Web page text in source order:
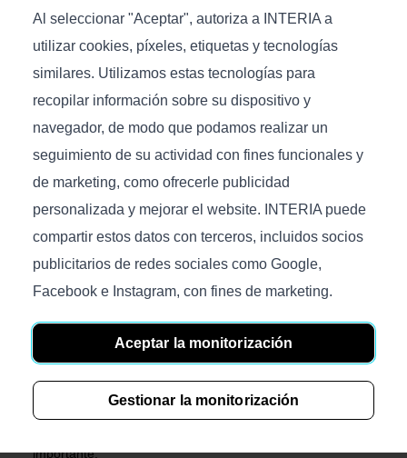
a la vez” y el presupuesto no alcanza para todo. No debe
ahorrar en sofás y colchones, por ejemplo. Sin embargo,
puede ahorrar considerablemente en decoración. Para
techo sin enlucir o dejar al descubierto la mampostería. Y
puedes ir llenándolo poco a poco de muebles. Al fin y al
cabo, lo incompleto es otra característica del loft.
Factores básicos de elección
Forma
El estilo general del loft es lo más lacónico y sobrio posible,
con énfasis en la comodidad y las líneas limpias. El
ni curvas innecesarias. Sin embargo, los asientos
profundos y los reposabrazos bajos y anchos son
importante.
Al seleccionar "Aceptar", autoriza a INTERIA a
utilizar cookies, píxeles, etiquetas y tecnologías
similares. Utilizamos estas tecnologías para
recopilar información sobre su dispositivo y
navegador, de modo que podamos realizar un
seguimiento de su actividad con fines funcionales y
de marketing, como ofrecerle publicidad
personalizada y mejorar el website. INTERIA puede
compartir estos datos con terceros, incluidos socios
publicitarios de redes sociales como Google,
Facebook e Instagram, con fines de marketing.
Aceptar la monitorización
Gestionar la monitorización